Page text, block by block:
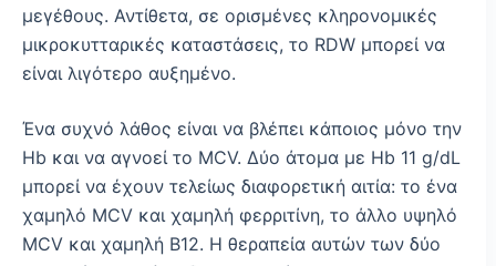
μεγέθους. Αντίθετα, σε ορισμένες κληρονομικές
μικροκυτταρικές καταστάσεις, το RDW μπορεί να
είναι λιγότερο αυξημένο.
Ένα συχνό λάθος είναι να βλέπει κάποιος μόνο την
Hb και να αγνοεί το MCV. Δύο άτομα με Hb 11 g/dL
μπορεί να έχουν τελείως διαφορετική αιτία: το ένα
χαμηλό MCV και χαμηλή φερριτίνη, το άλλο υψηλό
MCV και χαμηλή Β12. Η θεραπεία αυτών των δύο